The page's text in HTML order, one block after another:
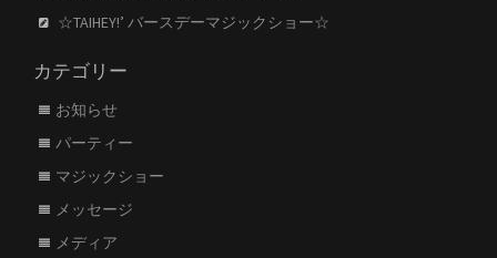
☆TAIHEY!’ バースデーマジックショー☆
カテゴリー
お知らせ
パーティー
マジックショー
メッセージ
メディア